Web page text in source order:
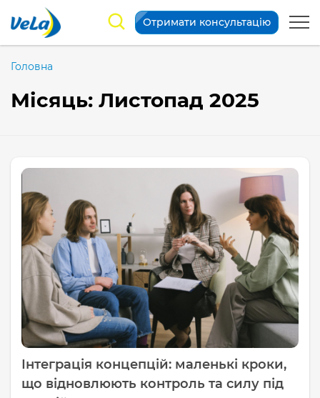
Отримати консультацію
Головна
Місяць: Листопад 2025
Інтеграція концепцій: маленькі кроки,
що відновлюють контроль та силу під